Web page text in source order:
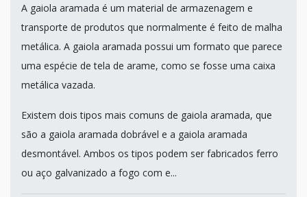
A gaiola aramada é um material de armazenagem e
transporte de produtos que normalmente é feito de malha
metálica. A gaiola aramada possui um formato que parece
uma espécie de tela de arame, como se fosse uma caixa
metálica vazada.
Existem dois tipos mais comuns de gaiola aramada, que
são a gaiola aramada dobrável e a gaiola aramada
desmontável. Ambos os tipos podem ser fabricados ferro
ou aço galvanizado a fogo com e...